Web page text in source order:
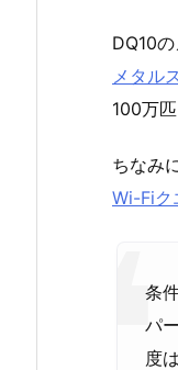
DQ10
メタル
100万
ちなみ
Wi-Fiク
条
パ
度